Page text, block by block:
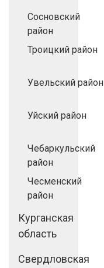
Сосновский
район
Троицкий район
Увельский район
Уйский район
Чебаркульский
район
Чесменский
район
Курганская
область
Свердловская